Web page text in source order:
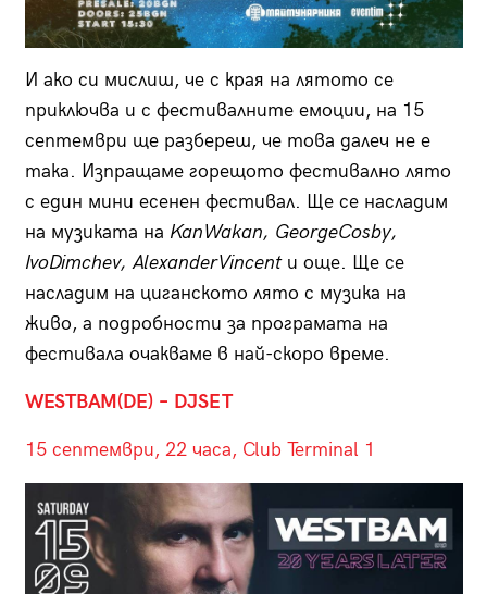
И ако си мислиш, че с края на лятото се
приключва и с фестивалните емоции, на 15
септември ще разбереш, че това далеч не е
така. Изпращаме горещото фестивално лято
с един мини есенен фестивал. Ще се насладим
на музиката на KanWakan, GeorgeCosby,
IvoDimchev, AlexanderVincent и още. Ще се
насладим на циганското лято с музика на
живо, а подробности за програмата на
фестивала очакваме в най-скоро време.
WESTBAM(DE) – DJSET
15 септември, 22 часа, Club Terminal 1